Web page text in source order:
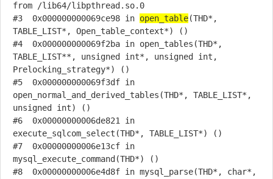
from /lib64/libpthread.so.0
#3  0x000000000069ce98 in open_table(THD*,
TABLE_LIST*, Open_table_context*) ()
#4  0x000000000069f2ba in open_tables(THD*,
TABLE_LIST**, unsigned int*, unsigned int,
Prelocking_strategy*) ()
#5  0x000000000069f3df in
open_normal_and_derived_tables(THD*, TABLE_LIST*,
unsigned int) ()
#6  0x00000000006de821 in
execute_sqlcom_select(THD*, TABLE_LIST*) ()
#7  0x00000000006e13cf in
mysql_execute_command(THD*) ()
#8  0x00000000006e4d8f in mysql_parse(THD*, char*,